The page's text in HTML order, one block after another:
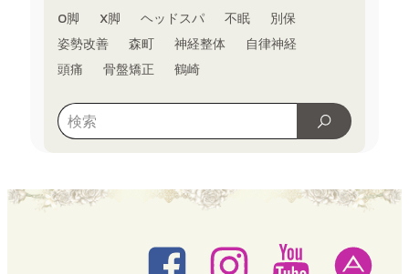
O脚 X脚 ヘッドスパ 不眠
別保
姿勢改善
森町 神経整体
自律神経
頭痛
骨盤矯正 鶴崎